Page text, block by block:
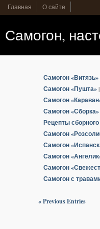
Главная О сайте
Самогон,
Самогон «Витязь»
Самогон «Пушта»|
Самогон
Самогон «Сборка»
Рецепты
Самогон
Самогон
Самогон
Самогон
Самогон с
« Previous Entries